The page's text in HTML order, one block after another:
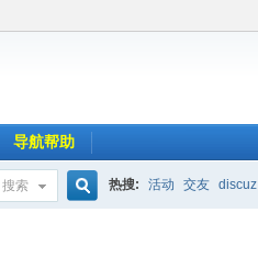
导航帮助
搜索 热搜: 活动 交友 discuz